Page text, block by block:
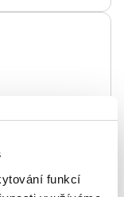
funkcí